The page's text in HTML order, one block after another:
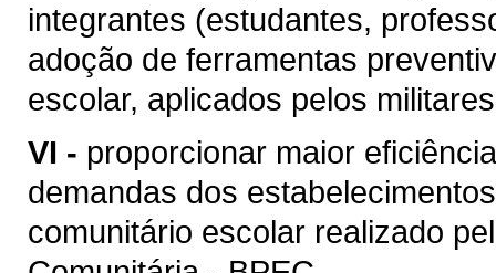
integrantes (estudantes,
adoção de ferramentas
escolar, aplicados pelos
VI - proporcionar maior
demandas dos
comunitário escolar realizado